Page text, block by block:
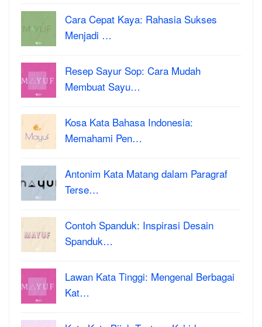
Cara Cepat Kaya: Rahasia Sukses
Menjadi …
Resep Sayur Sop: Cara Mudah
Membuat Sayu…
Kosa Kata Bahasa Indonesia:
Memahami Pen…
Antonim Kata Matang dalam Paragraf
Terse…
Contoh Spanduk: Inspirasi Desain
Spanduk…
Lawan Kata Tinggi: Mengenal Berbagai
Kat…